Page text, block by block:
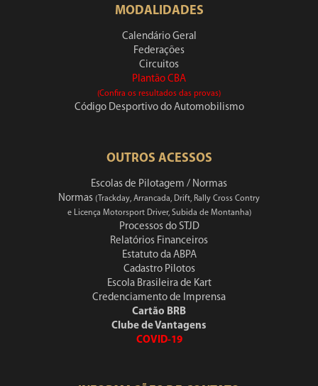
MODALIDADES
Calendário Geral
Federações
Circuitos
Plantão CBA
(Confira os resultados das provas)
Código Desportivo do Automobilismo
OUTROS ACESSOS
Escolas de Pilotagem / Normas
Normas (Trackday, Arrancada, Drift, Rally Cross Contry
e Licença Motorsport Driver, Subida de Montanha)
Processos do STJD
Relatórios Financeiros
Estatuto da ABPA
Cadastro Pilotos
Escola Brasileira de Kart
Credenciamento de Imprensa
Cartão BRB
Clube de Vantagens
COVID-19